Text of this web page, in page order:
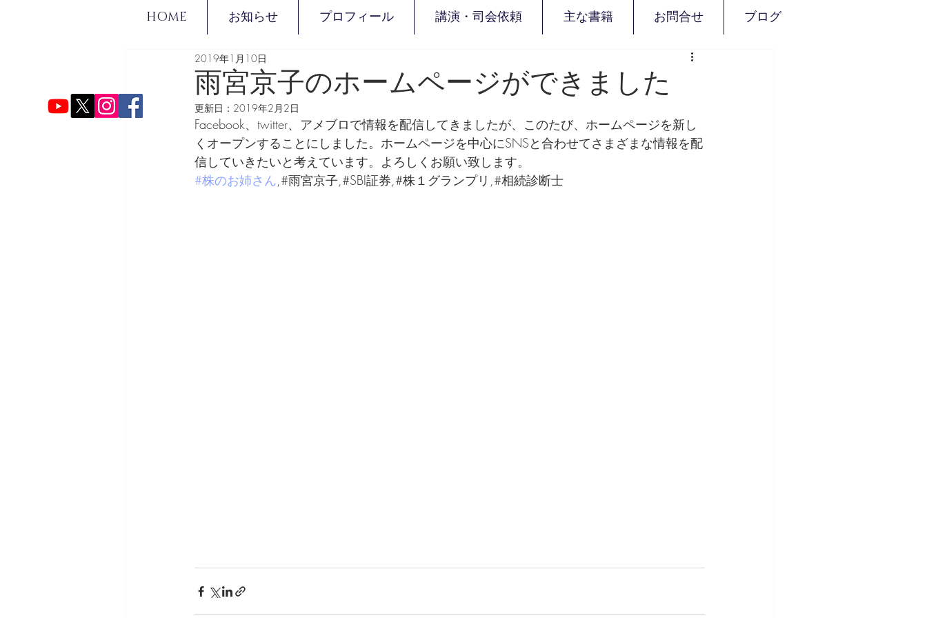
HOME お知らせ プロフィール 講演・司会依頼 主な書籍 お問合せ ブログ
雨宮京子のホームページができました
2019年1月10日
更新日： 2019年2月2日
Facebook、twitter、アメブロで情報を配信してきましたが、このたび、ホームページを新し
くオープンすることにしました。ホームページを中心にSNSと合わせてさまざまな情報を配
信していきたいと考えています。よろしくお願い致します。
#株のお姉さん,#雨宮京子,#SBI証券,#株１グランプリ,#相続診断士